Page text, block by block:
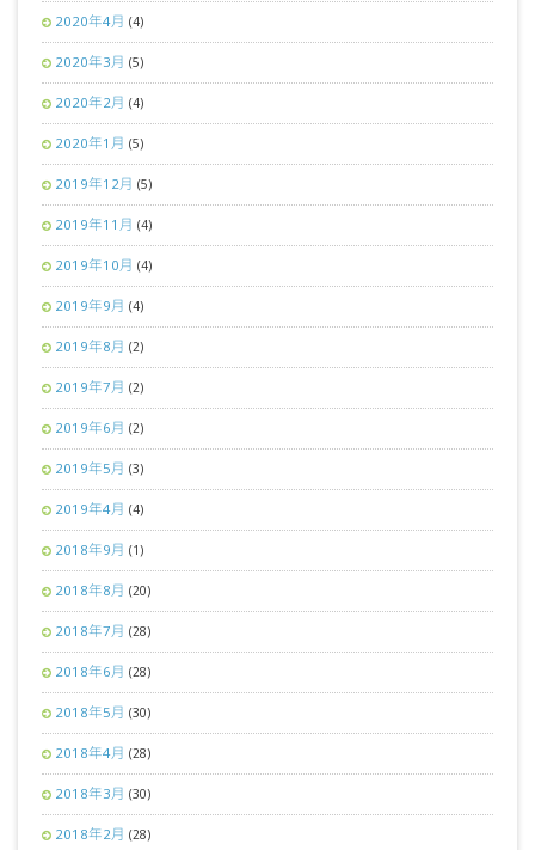
2020年4月 (4)
2020年3月 (5)
2020年2月 (4)
2020年1月 (5)
2019年12月 (5)
2019年11月 (4)
2019年10月 (4)
2019年9月 (4)
2019年8月 (2)
2019年7月 (2)
2019年6月 (2)
2019年5月 (3)
2019年4月 (4)
2018年9月 (1)
2018年8月 (20)
2018年7月 (28)
2018年6月 (28)
2018年5月 (30)
2018年4月 (28)
2018年3月 (30)
2018年2月 (28)